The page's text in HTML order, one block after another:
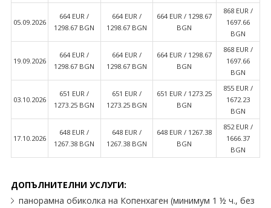
05.09.2026
664 EUR /
1298.67 BGN
664 EUR /
1298.67 BGN
664 EUR / 1298.67
BGN
868 EUR /
1697.66
BGN
19.09.2026
664 EUR /
1298.67 BGN
664 EUR /
1298.67 BGN
664 EUR / 1298.67
BGN
868 EUR /
1697.66
BGN
03.10.2026
651 EUR /
1273.25 BGN
651 EUR /
1273.25 BGN
651 EUR / 1273.25
BGN
855 EUR /
1672.23
BGN
17.10.2026
648 EUR /
1267.38 BGN
648 EUR /
1267.38 BGN
648 EUR / 1267.38
BGN
852 EUR /
1666.37
BGN
ДОПЪЛНИТЕЛНИ УСЛУГИ:
панорамна обиколка на Копенхаген (минимум 1 ½ ч., без